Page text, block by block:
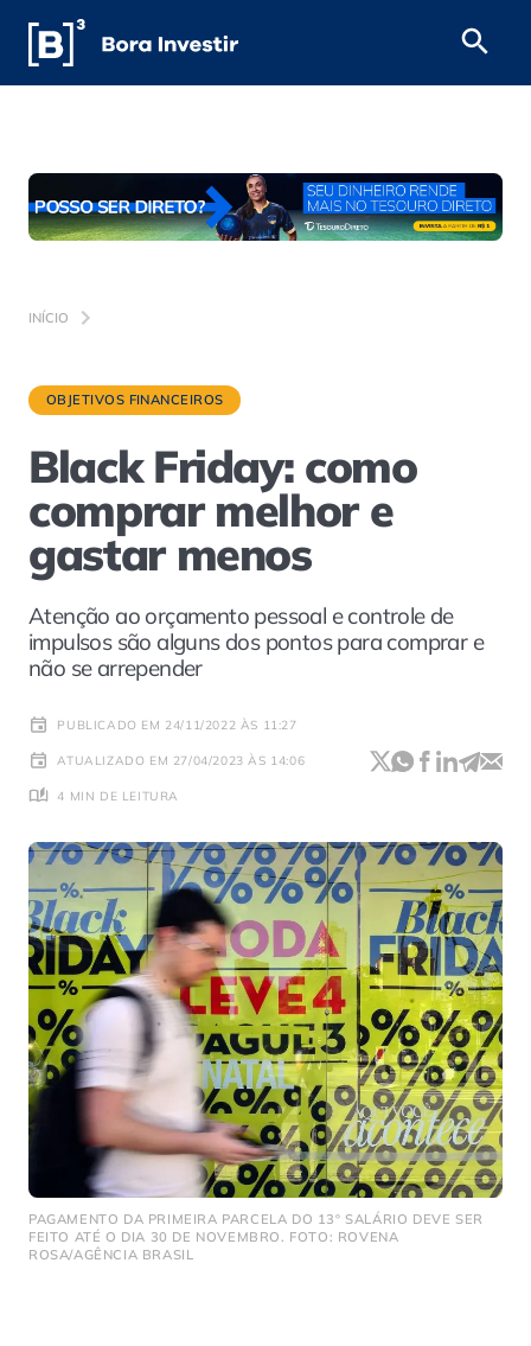
INÍCIO
OBJETIVOS FINANCEIROS
Black Friday: como
comprar melhor e
gastar menos
Atenção ao orçamento pessoal e controle de
impulsos são alguns dos pontos para comprar e
não se arrepender
PUBLICADO EM 24/11/2022 ÀS 11:27
ATUALIZADO EM 27/04/2023 ÀS 14:06
4 MIN DE LEITURA
PAGAMENTO DA PRIMEIRA PARCELA DO 13º SALÁRIO DEVE SER
FEITO ATÉ O DIA 30 DE NOVEMBRO. FOTO: ROVENA
ROSA/AGÊNCIA BRASIL